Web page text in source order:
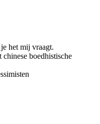
het mij vraagt.
boedhistische